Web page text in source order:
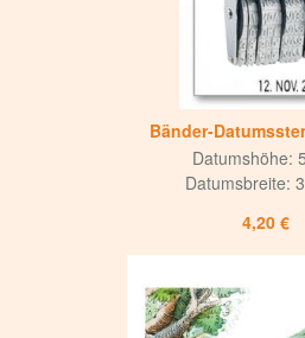
Bänder-
4,20 €
Datumshöhe:
Datumsbreite: